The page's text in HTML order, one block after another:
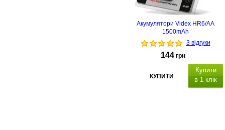
Акумулятори Videx HR6/AA
1500mAh
3 відгуки
144 грн
КУПИТИ
Купити
в 1 клік